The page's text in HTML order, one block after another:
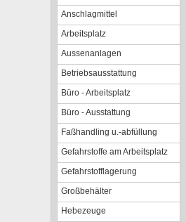
Anschlagmittel
Arbeitsplatz
Aussenanlagen
Betriebsausstattung
Büro - Arbeitsplatz
Büro - Ausstattung
Faßhandling u.-abfüllung
Gefahrstoffe am Arbeitsplatz
Gefahrstofflagerung
Großbehälter
Hebezeuge